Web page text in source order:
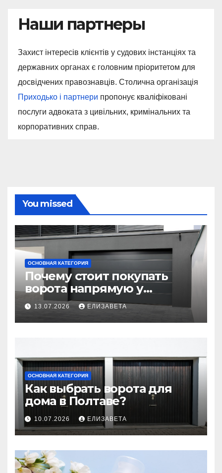
Наши партнеры
Захист інтересів клієнтів у судових інстанціях та
державних органах є головним пріоритетом для
досвідчених правознавців. Столична організація
Приходько і партнери пропонує кваліфіковані
послуги адвоката з цивільних, кримінальних та
корпоративних справ.
You missed
ОСНОВНАЯ КАТЕГОРИЯ
Почему стоит покупать
ворота напрямую у
производителя
13.07.2026 ЕЛИЗАВЕТА
ОСНОВНАЯ КАТЕГОРИЯ
Как выбрать ворота для
дома в Полтаве?
10.07.2026 ЕЛИЗАВЕТА